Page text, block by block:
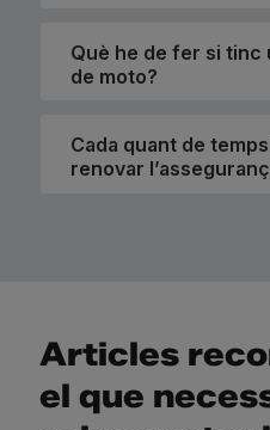
Què he de fer si tinc
de moto?
Cada quant de
renovar
Articles
el que